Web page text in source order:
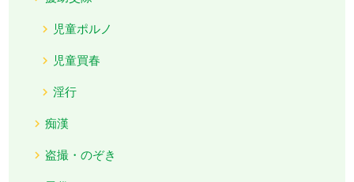
児童ポルノ
児童買春
淫行
痴漢
盗撮・のぞき